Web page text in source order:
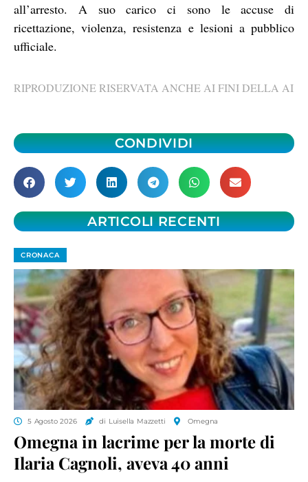
all’arresto. A suo carico ci sono le accuse di
ricettazione, violenza, resistenza e lesioni a pubblico
ufficiale.
RIPRODUZIONE RISERVATA ANCHE AI FINI DELLA AI
CONDIVIDI
ARTICOLI RECENTI
CRONACA
5 Agosto 2026 di Luisella Mazzetti Omegna
Omegna in lacrime per la morte di
Ilaria Cagnoli, aveva 40 anni